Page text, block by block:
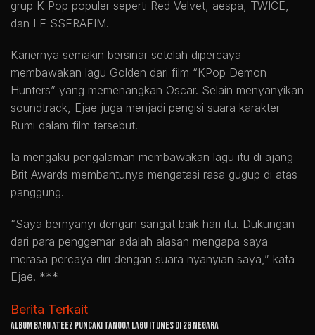
grup K-Pop populer seperti Red Velvet, aespa, TWICE,
dan LE SSERAFIM.
Kariernya semakin bersinar setelah dipercaya
membawakan lagu Golden dari film “KPop Demon
Hunters” yang memenangkan Oscar. Selain menyanyikan
soundtrack, Ejae juga menjadi pengisi suara karakter
Rumi dalam film tersebut.
Ia mengaku pengalaman membawakan lagu itu di ajang
Brit Awards membantunya mengatasi rasa gugup di atas
panggung.
“Saya bernyanyi dengan sangat baik hari itu. Dukungan
dari para penggemar adalah alasan mengapa saya
merasa percaya diri dengan suara nyanyian saya,” kata
Ejae. ***
Berita Terkait
Album Baru ATEEZ Puncaki Tangga Lagu iTunes di 26 Negara